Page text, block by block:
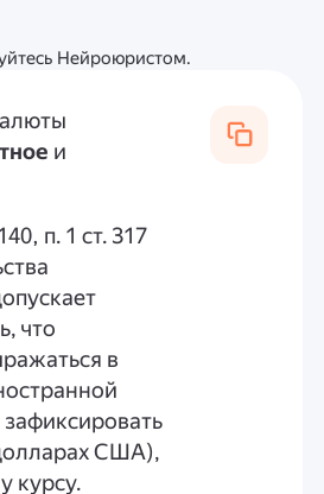
Нейроюристом.
и
п. 1 ст. 317
что
в
США),
курсу.